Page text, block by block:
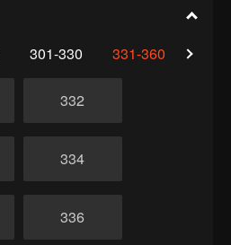
301-330 331-360
332
334
336